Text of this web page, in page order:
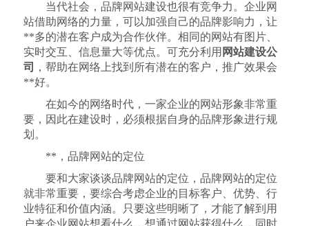
当代社会，品牌网站建设也很有竞争力。企业网
站借助网络的力量，可以加强自己的品牌影响力，让
**多的潜在客户成为合作伙伴。相同的网站有图片、
实时交互、信息量大等优点。可充分利用 网站建设公
司
，帮助在网络上找到所有潜在的客户，推广效果会
**好。
在如今的网络时代，一家企业的网站形象非常重
要，因此在建设时，必须根据自身的品牌形象进行规
划。
**，品牌网站的定位
要和大家谈谈品牌网站的定位，品牌网站的定位
就非常重要，要综合考虑企业的目标客户、优势、行
业特征和价值内涵。只要这些明晰了，才能了解到用
户来企业网站想看什么，想通过网站获得什么，同时